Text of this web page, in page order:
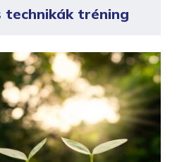
technikák tréning